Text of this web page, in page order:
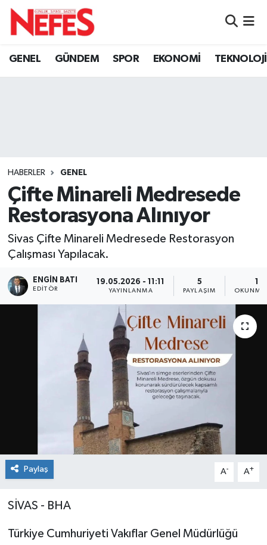
GENEL GÜNDEM SPOR EKONOMİ TEKNOLOJİ
HABERLER GENEL
Çifte Minareli Medresede
Restorasyona Alınıyor
Sivas Çifte Minareli Medresede Restorasyon
Çalışması Yapılacak.
ENGIN BATI
EDITÖR
19.05.2026 - 11:11
YAYINLANMA
5
PAYLAŞIM
1
OKUNMA
Paylaş A- A+
SİVAS - BHA
Türkiye Cumhuriyeti Vakıflar Genel Müdürlüğü
Hava Durumu
Tüm Manşetler
Son Dakika Haberleri
Haber Arşivi